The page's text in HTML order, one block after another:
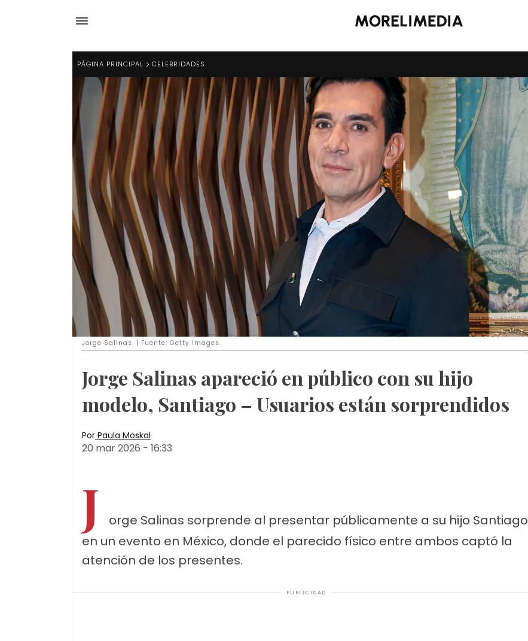
PÁGINA PRINCIPAL CELEBRIDADES
Jorge Salinas. | Fuente: Getty Images.
Jorge Salinas apareció en público con su hijo
modelo, Santiago – Usuarios están sorprendidos
Por Paula Moskal
20 mar 2026 - 16:33
J
orge Salinas sorprende al presentar públicamente a su hijo Santiago
en un evento en México, donde el parecido físico entre ambos captó la
atención de los presentes.
PUBLICIDAD